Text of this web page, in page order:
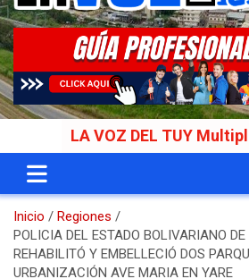
La Voz del Tuy
Portal de noticias
VOZ DEL TUY Multiplataforma
Inicio
Regiones
POLICIA DEL ESTADO BOLIVARIANO DE
REHABILITÓ Y EMBELLECIÓ DOS
URBANIZACIÓN AVE MARIA EN YARE